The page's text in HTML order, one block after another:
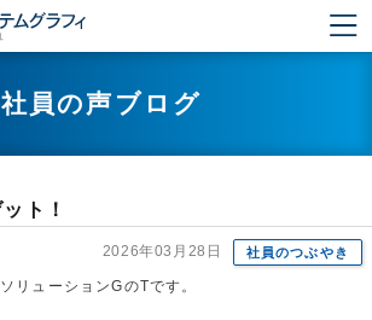
社員の声ブログ
ト！
2026年03月28日 社員のつぶやき
リューションGのTです。